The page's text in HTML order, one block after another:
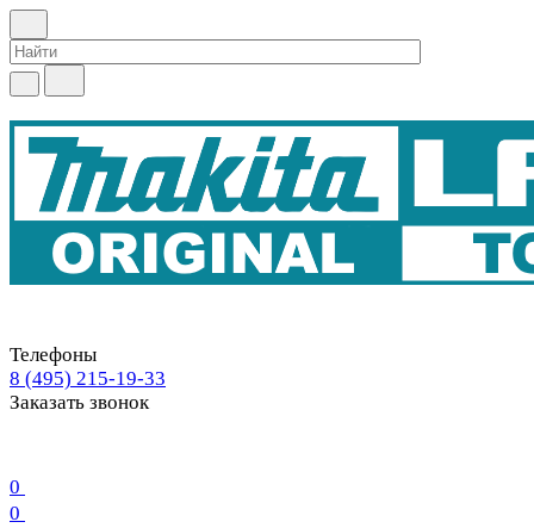
Телефоны
8 (495) 215-19-33
Заказать звонок
0
0